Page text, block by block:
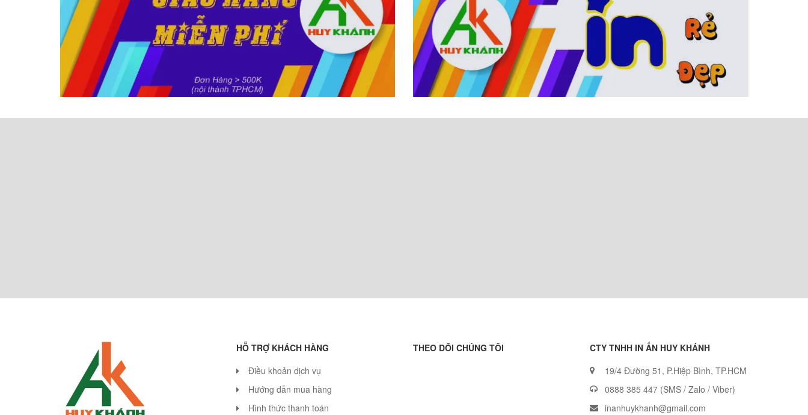
HỖ TRỢ KHÁCH HÀNG
Điều khoản dịch vụ
Hướng dẫn mua hàng
Hình thức thanh toán
THEO DÕI CHÚNG TÔI
CTY TNHH IN ẤN HUY KHÁNH
19/4 Đường 51, P.Hiệp Bình, TP.HCM
0888 385 447(SMS / Zalo / Viber)
inanhuykhanh@gmail.com